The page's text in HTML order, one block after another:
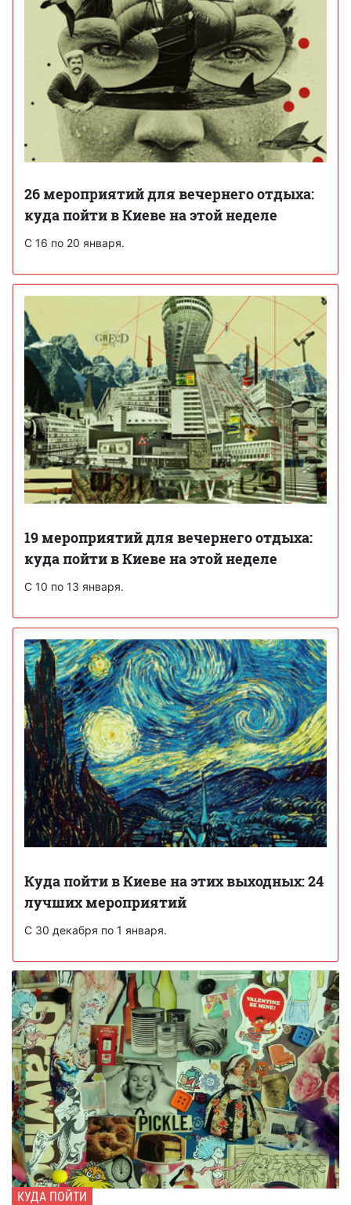
26 мероприятий для вечернего отдыха:
куда пойти в Киеве на этой неделе
С 16 по 20 января.
19 мероприятий для вечернего отдыха:
куда пойти в Киеве на этой неделе
С 10 по 13 января.
Куда пойти в Киеве на этих выходных: 24
лучших мероприятий
С 30 декабря по 1 января.
КУДА ПОЙТИ